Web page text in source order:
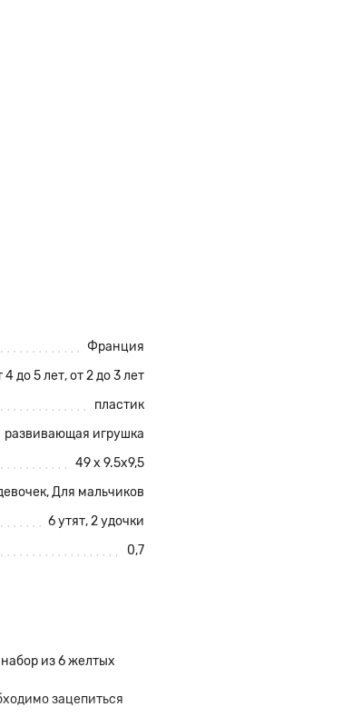
Франция
4 до 5 лет, от 2 до 3 лет
пластик
развивающая игрушка
49 х 9.5х9,5
Для мальчиков
6 утят, 2 удочки
0,7
из 6 желтых
зацепиться